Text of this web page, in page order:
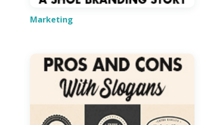
Marketing